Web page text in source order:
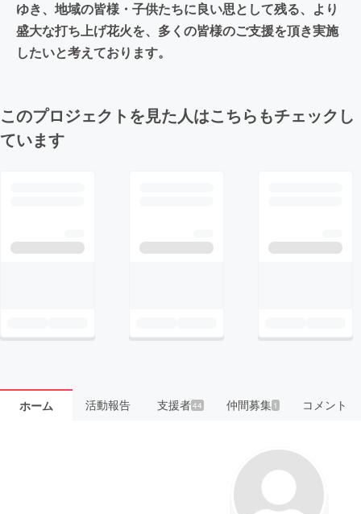
ゆき、地域の皆様・子供たちに良い思として残る、より
盛大な打ち上げ花火を、多くの皆様のご支援を頂き実施
したいと考えております。
このプロジェクトを見た人はこちらもチェックし
ています
ホーム 活動報告 支援者44 仲間募集 1 コメント